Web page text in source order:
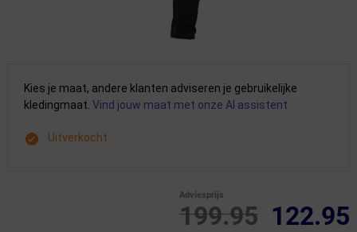
Kies je maat, andere klanten adviseren je gebruikelijke
kledingmaat. Vind jouw maat met onze AI assistent
Uitverkocht
199.95
Adviesprijs
122.95